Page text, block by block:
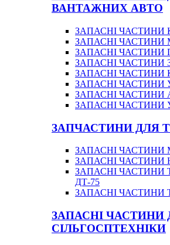
ВАНТАЖНИХ АВТО
ЗАПАСНІ ЧАСТИНИ
ЗАПАСНІ ЧАСТИНИ
ЗАПАСНІ ЧАСТИНИ
ЗАПАСНІ ЧАСТИНИ
ЗАПАСНІ ЧАСТИНИ
ЗАПАСНІ ЧАСТИНИ
ЗАПАСНІ ЧАСТИНИ
ЗАПАСНІ ЧАСТИНИ
ЗАПЧАСТИНИ ДЛЯ
ЗАПАСНІ ЧАСТИНИ
ЗАПАСНІ ЧАСТИНИ
ЗАПАСНІ ЧАСТИНИ
ДТ-75
ЗАПАСНІ ЧАСТИНИ
ЗАПАСНІ ЧАСТИНИ
СІЛЬГОСПТЕХНІКИ